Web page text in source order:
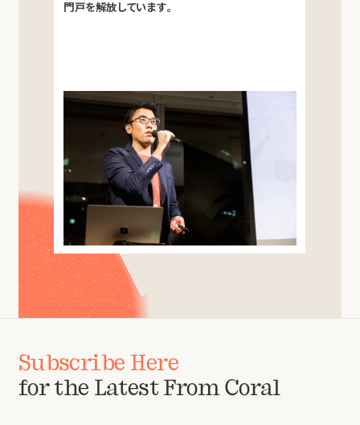
門戸を解放しています。
Subscribe Here
for the Latest From Coral